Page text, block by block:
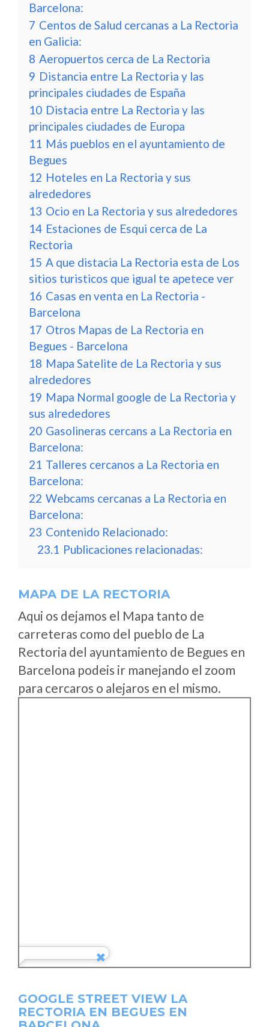
Barcelona:
7 Centos de Salud cercanas a La Rectoria
en Galicia:
8 Aeropuertos cerca de La Rectoria
9 Distancia entre La Rectoria y las
principales ciudades de España
10 Distacia entre La Rectoria y las
principales ciudades de Europa
11 Más pueblos en el ayuntamiento de
Begues
12 Hoteles en La Rectoria y sus
alrededores
13 Ocio en La Rectoria y sus alrededores
14 Estaciones de Esqui cerca de La
Rectoria
15 A que distacia La Rectoria esta de Los
sitios turisticos que igual te apetece ver
16 Casas en venta en La Rectoria -
Barcelona
17 Otros Mapas de La Rectoria en
Begues - Barcelona
18 Mapa Satelite de La Rectoria y sus
alrededores
19 Mapa Normal google de La Rectoria y
sus alrededores
20 Gasolineras cercans a La Rectoria en
Barcelona:
21 Talleres cercanos a La Rectoria en
Barcelona:
22 Webcams cercanas a La Rectoria en
Barcelona:
23 Contenido Relacionado:
23.1 Publicaciones relacionadas:
MAPA DE LA RECTORIA
Aqui os dejamos el Mapa tanto de
carreteras como del pueblo de La
Rectoria del ayuntamiento de Begues en
Barcelona podeis ir manejando el zoom
para cercaros o alejaros en el mismo.
GOOGLE STREET VIEW LA
RECTORIA EN BEGUES EN